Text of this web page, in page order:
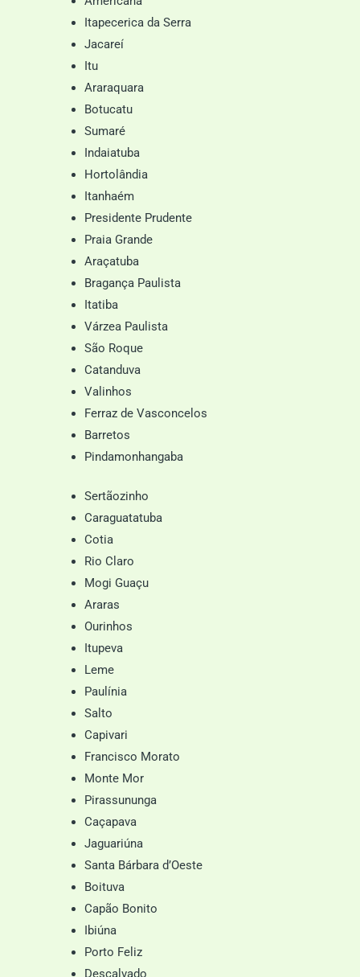
Itapecerica da Serra
Jacareí
Itu
Araraquara
Botucatu
Sumaré
Indaiatuba
Hortolândia
Itanhaém
Presidente Prudente
Praia Grande
Araçatuba
Bragança Paulista
Itatiba
Várzea Paulista
São Roque
Catanduva
Valinhos
Ferraz de Vasconcelos
Barretos
Pindamonhangaba
Sertãozinho
Caraguatatuba
Cotia
Rio Claro
Mogi Guaçu
Araras
Ourinhos
Itupeva
Leme
Paulínia
Salto
Capivari
Francisco Morato
Monte Mor
Pirassununga
Caçapava
Jaguariúna
Santa Bárbara d’Oeste
Boituva
Capão Bonito
Ibiúna
Porto Feliz